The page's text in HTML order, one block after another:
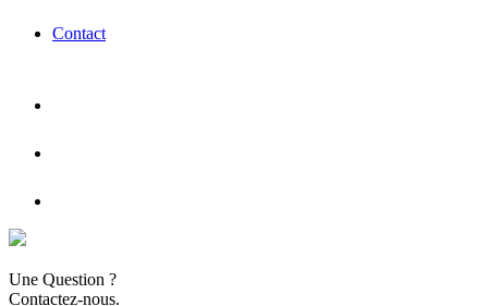
Contact
Une Question ?
Contactez-nous.